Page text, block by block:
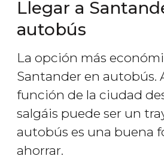
Llegar a
autobús
La opción más
Santander en autobús.
función de la ciudad
salgáis puede ser un
autobús es una buena
ahorrar.